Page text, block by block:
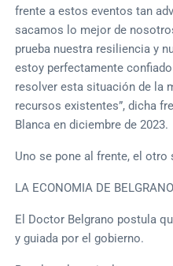
frente a estos eventos tan
sacamos lo mejor de
prueba nuestra resiliencia y
estoy perfectamente
resolver esta situación de la
recursos existentes”, dicha
Blanca en diciembre de 2023.
Uno se pone al frente, el otro
LA ECONOMIA DE BELGRANO
El Doctor Belgrano postula
y guiada por el gobierno.